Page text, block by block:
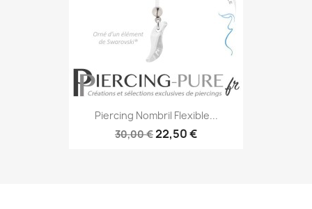
Piercing Nombril Flexible...
30,00 €22,50 €